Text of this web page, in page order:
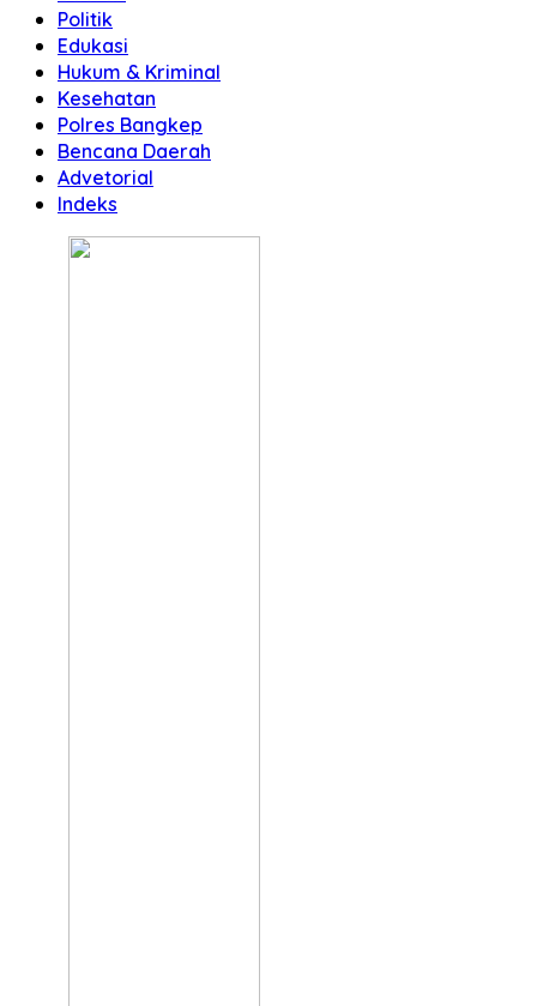
Politik
Edukasi
Hukum & Kriminal
Kesehatan
Polres Bangkep
Bencana Daerah
Advetorial
Indeks